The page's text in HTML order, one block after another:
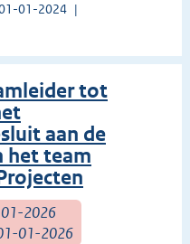
01-2024
tot
aan de
het team
01-2026
01-2026